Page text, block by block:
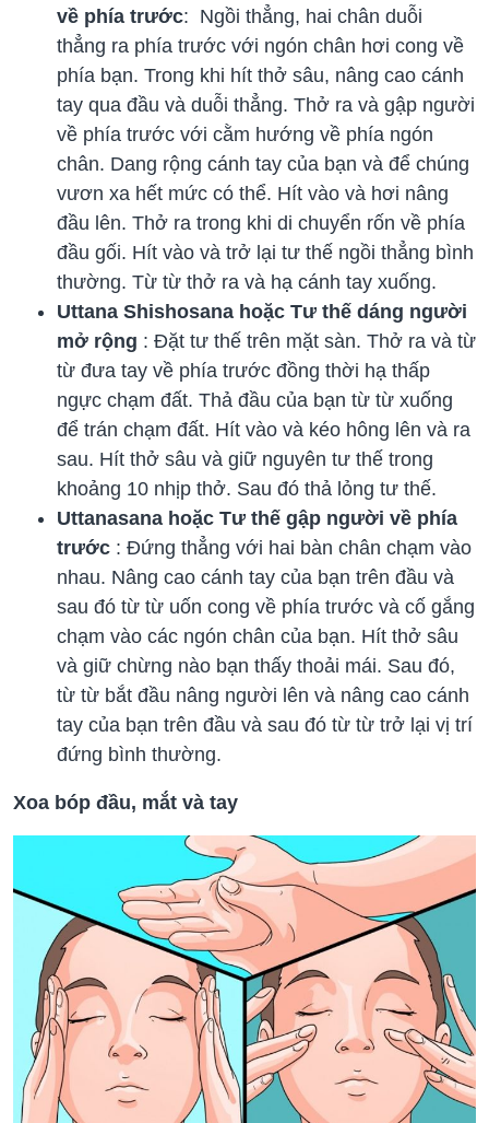
về phía trước: Ngồi thẳng, hai chân duỗi
thẳng ra phía trước với ngón chân hơi cong về
phía bạn. Trong khi hít thở sâu, nâng cao cánh
tay qua đầu và duỗi thẳng. Thở ra và gập người
về phía trước với cằm hướng về phía ngón
chân. Dang rộng cánh tay của bạn và để chúng
vươn xa hết mức có thể. Hít vào và hơi nâng
đầu lên. Thở ra trong khi di chuyển rốn về phía
đầu gối. Hít vào và trở lại tư thế ngồi thẳng bình
thường. Từ từ thở ra và hạ cánh tay xuống.
Uttana Shishosana hoặc Tư thế dáng người
mở rộng : Đặt tư thế trên mặt sàn. Thở ra và từ
từ đưa tay về phía trước đồng thời hạ thấp
ngực chạm đất. Thả đầu của bạn từ từ xuống
để trán chạm đất. Hít vào và kéo hông lên và ra
sau. Hít thở sâu và giữ nguyên tư thế trong
khoảng 10 nhịp thở. Sau đó thả lỏng tư thế.
Uttanasana hoặc Tư thế gập người về phía
trước : Đứng thẳng với hai bàn chân chạm vào
nhau. Nâng cao cánh tay của bạn trên đầu và
sau đó từ từ uốn cong về phía trước và cố gắng
chạm vào các ngón chân của bạn. Hít thở sâu
và giữ chừng nào bạn thấy thoải mái. Sau đó,
từ từ bắt đầu nâng người lên và nâng cao cánh
tay của bạn trên đầu và sau đó từ từ trở lại vị trí
đứng bình thường.
Xoa bóp đầu, mắt và tay